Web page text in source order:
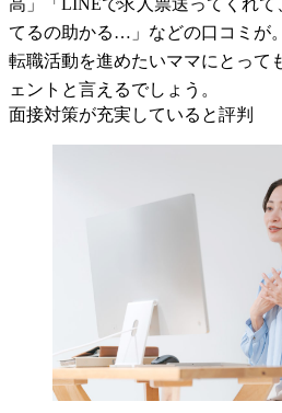
てるの助かる…」などの口コミが
転職活動を進めたいママにとって
ェントと言えるでしょう。
面接対策が充実していると評判